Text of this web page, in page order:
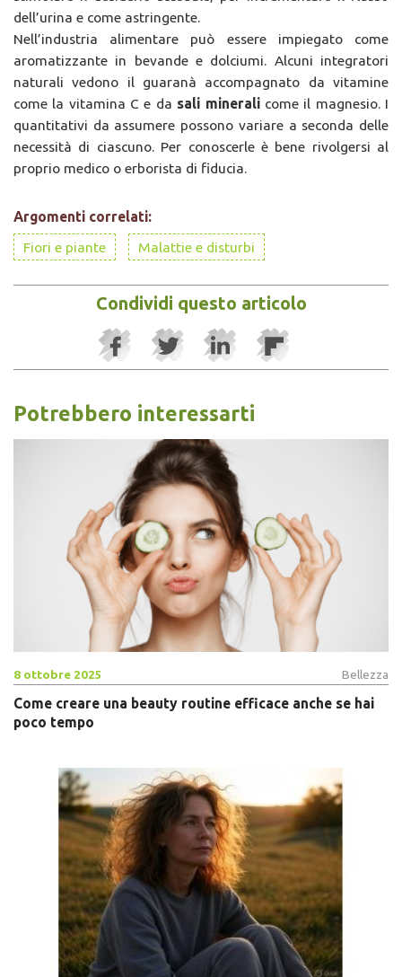
dell’urina e come astringente.
Nell’industria alimentare può essere impiegato come
aromatizzante in bevande e dolciumi. Alcuni integratori
naturali vedono il guaranà accompagnato da vitamine
come la vitamina C e da sali minerali come il magnesio. I
quantitativi da assumere possono variare a seconda delle
necessità di ciascuno. Per conoscerle è bene rivolgersi al
proprio medico o erborista di fiducia.
Argomenti correlati:
Fiori e piante
Malattie e disturbi
Condividi questo articolo
Potrebbero interessarti
8 ottobre 2025 Bellezza
Come creare una beauty routine efficace anche se hai
poco tempo